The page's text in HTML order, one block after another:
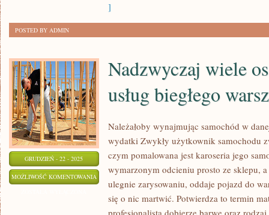
STARA
SIĘ
NA
NABYWAĆ
]
POSTED BY ADMIN
GRUDZIEŃ - 22 - 2025
MOŻLIWOŚĆ KOMENTOWANIA NADZWYCZAJ
Nadzwyczaj wiele
usług biegłego
Należałoby wynajmując samochód w
wydatki Zwykły użytkownik samochodu
czym pomalowana jest karoseria jego
wymarzonym odcieniu prosto ze sklepu,
ulegnie zarysowaniu, oddaje pojazd do
się o nic martwić. Potwierdza to termin
profesjonalista dobierze barwę oraz